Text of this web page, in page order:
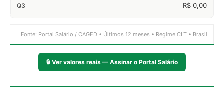
R$ 0,00
Fonte: Portal Salário / CAGED • Últimos 12 meses • Regime CLT • Brasil
🔒 Ver valores reais — Assinar o Portal Salário